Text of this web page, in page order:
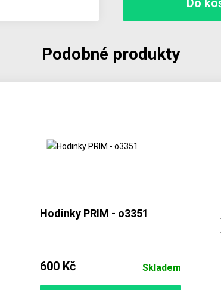
Podobné produkty
Hodinky PRIM - o3351
600 Kč Skladem